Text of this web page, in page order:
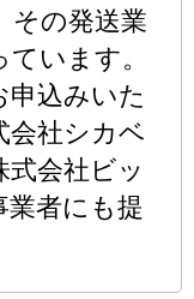
その発送業
います。
申込みいた
会社シカベ
式会社ビッ
業者にも提